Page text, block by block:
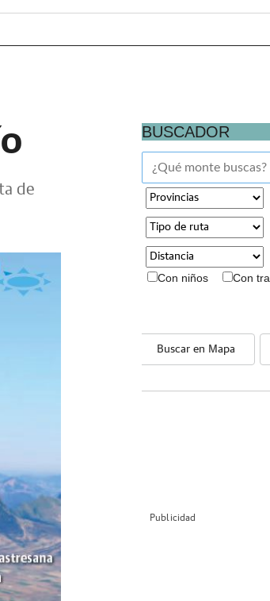
de
BUSCADOR
Con niños Con
Buscar en Mapa
Publicidad